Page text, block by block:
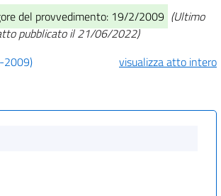
del provvedimento: 19/2/2009 (Ultimo
pubblicato il 21/06/2022)
2009)
visualizza atto intero